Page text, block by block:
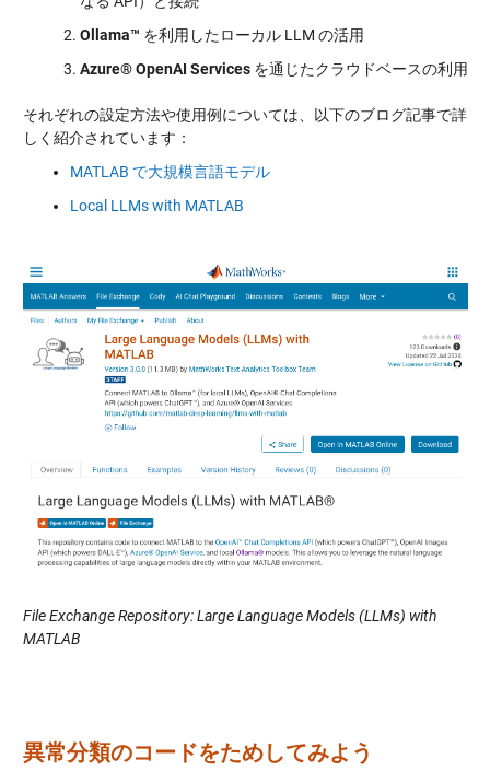
Ollama™ を利用したローカル LLM の活用
Azure® OpenAI Servicesを通じたクラウドベースの利用
それぞれの設定方法や使用例については、以下のブログ記事で詳
しく紹介されています：
MATLAB で大規模言語モデル
Local LLMs with MATLAB
File Exchange Repository: Large Language Models (LLMs) with
MATLAB
異常分類のコードをためしてみよう